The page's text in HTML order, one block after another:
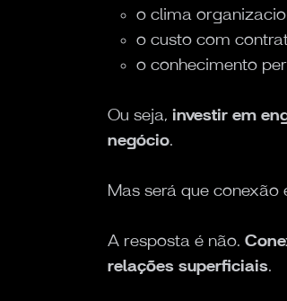
o clima
o custo com
o conhecimento
Ou seja, investir em
negócio.
Mas será que
A resposta é não.
relações superficiais.